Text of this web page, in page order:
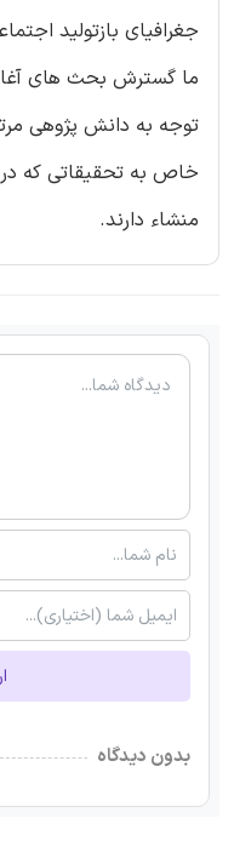
جغرافیای بازتولید
ما گسترش بحث های
توجه به دانش پژوهی
خاص به تحقیقاتی که در
منشاء دارند.
بدون دیدگاه